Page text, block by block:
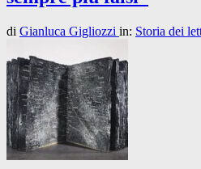
di Gianluca Gigliozzi in: Storia dei